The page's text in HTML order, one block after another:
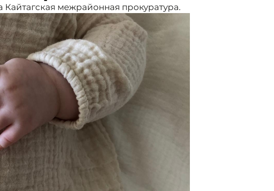
Кайтагская межрайонная прокуратура.